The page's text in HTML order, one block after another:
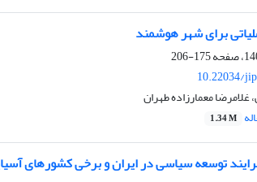
برای شهر هوشمند
175-206
10.22034/
معمارزاده طهران
1.34 M
فرایند توسعه سیاسی در ایران و برخی کشورهای